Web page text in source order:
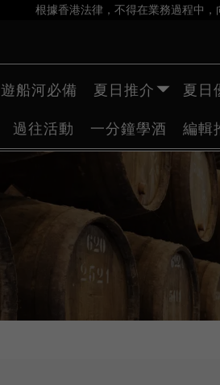
根據香港法律，不得在業務過程中
遊船河必備 夏日推介 夏日
過往活動 一分鐘學酒 編輯